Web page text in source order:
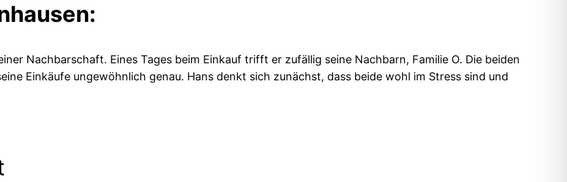
Nachbarschaft. Eines Tages beim Einkauf trifft er zufällig seine Nachbarn, Familie O. Die beiden
Einkäufe ungewöhnlich genau. Hans denkt sich zunächst, dass beide wohl im Stress sind und